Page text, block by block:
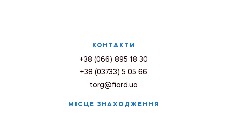
КОНТАКТИ
+38 (066) 895 18 30
+38 (03733) 5 05 66
torg@fiord.ua
МІСЦЕ ЗНАХОДЖЕННЯ